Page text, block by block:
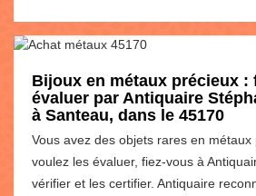
Bijoux en métaux précieux :
évaluer par Antiquaire
à Santeau, dans le 45170
Vous avez des objets rares en
voulez les évaluer, fiez-vous à
vérifier et les certifier. Antiquaire